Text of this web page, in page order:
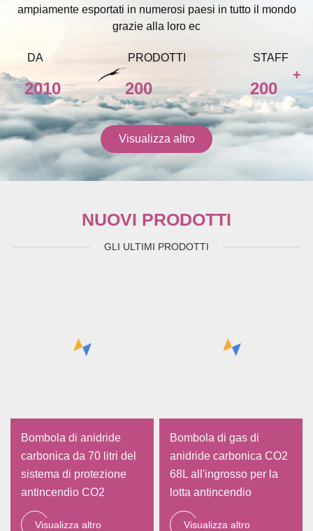
ampiamente esportati in numerosi paesi in tutto il mondo
grazie alla loro ec
DA
2010
PRODOTTI
200
STAFF
200
+
Visualizza altro
NUOVI PRODOTTI
GLI ULTIMI PRODOTTI
Bombola di anidride
carbonica da 70 litri del
sistema di protezione
antincendio CO2
Visualizza altro
Bombola di gas di
anidride carbonica CO2
68L all'ingrosso per la
lotta antincendio
Visualizza altro